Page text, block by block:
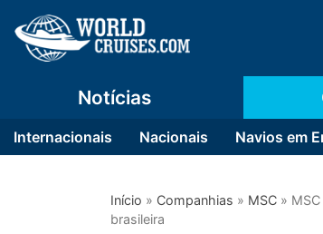
Notícias
Internacionais Nacionais Navios em
Início » Companhias » MSC »
brasileira